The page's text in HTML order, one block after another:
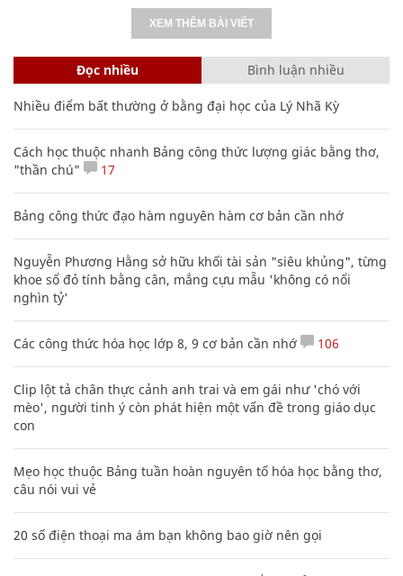
XEM THÊM BÀI VIẾT
Đọc nhiều Bình luận nhiều
Nhiều điểm bất thường ở bằng đại học của Lý Nhã Kỳ
Cách học thuộc nhanh Bảng công thức lượng giác bằng thơ,
"thần chú"
17
Bảng công thức đạo hàm nguyên hàm cơ bản cần nhớ
Nguyễn Phương Hằng sở hữu khối tài sản "siêu khủng", từng
khoe sổ đỏ tính bằng cân, mắng cựu mẫu 'không có nổi
nghìn tỷ'
Các công thức hóa học lớp 8, 9 cơ bản cần nhớ 106
Clip lột tả chân thực cảnh anh trai và em gái như 'chó với
mèo', người tinh ý còn phát hiện một vấn đề trong giáo dục
con
Mẹo học thuộc Bảng tuần hoàn nguyên tố hóa học bằng thơ,
câu nói vui vẻ
20 số điện thoại ma ám bạn không bao giờ nên gọi